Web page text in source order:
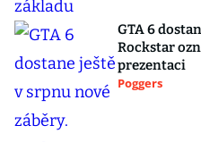
GTA 6
Rockstar
prezentaci
Poggers